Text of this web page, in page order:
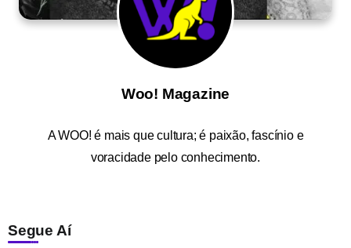
Woo! Magazine
AWOO! é mais que cultura; é paixão, fascínio e
voracidade pelo conhecimento.
Segue Aí